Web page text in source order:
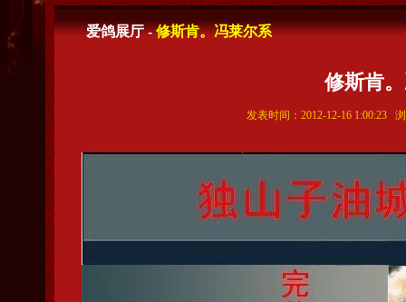
爱鸽展厅 -修斯肯。冯莱尔系
修斯肯
发表时间：2012-12-16 1:00:23